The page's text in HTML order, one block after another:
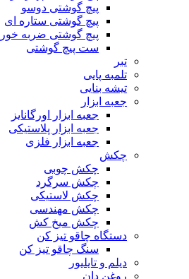
پیچ گوشتی دوسو
پیچ گوشتی ستاره‌ ای
پیچ گوشتی ضربه خور
ست پیچ گوشتی
تبر
تلمبه پایی
تیشه بنایی
جعبه ابزار
جعبه ابزار اورگانایز
جعبه ابزار پلاستیکی
جعبه ابزار فلزی
چکش
چکش چوبی
چکش سرگرد
چکش لاستیکی
چکش مهندسی
چکش میخ کش
دستگاه چاقو تیز کن
سنگ چاقو تیز کن
دیلم و تایلیور
روغن دان